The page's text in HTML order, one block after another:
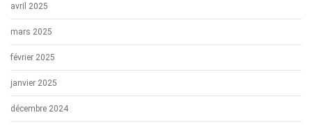
avril 2025
mars 2025
février 2025
janvier 2025
décembre 2024